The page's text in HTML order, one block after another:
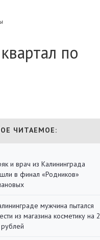
по
ЧИТАЕМОЕ:
и врач из Калининграда
в финал «Родников»
мужчина пытался
из магазина косметику на
рублей